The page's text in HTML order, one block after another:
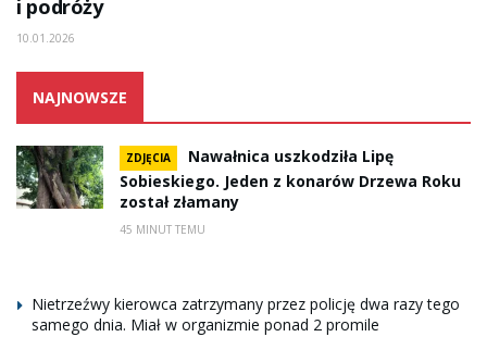
i podróży
10.01.2026
NAJNOWSZE
ZDJĘCIA
Nawałnica uszkodziła Lipę
Sobieskiego. Jeden z konarów Drzewa Roku
został złamany
45 MINUT TEMU
Nietrzeźwy kierowca zatrzymany przez policję dwa razy tego
samego dnia. Miał w organizmie ponad 2 promile